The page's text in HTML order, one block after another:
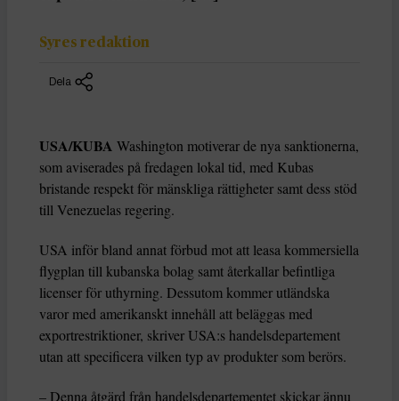
Syres redaktion
Dela
USA/KUBA Washington motiverar de nya sanktionerna,
som aviserades på fredagen lokal tid, med Kubas
bristande respekt för mänskliga rättigheter samt dess stöd
till Venezuelas regering.
USA inför bland annat förbud mot att leasa kommersiella
flygplan till kubanska bolag samt återkallar befintliga
licenser för uthyrning. Dessutom kommer utländska
varor med amerikanskt innehåll att beläggas med
exportrestriktioner, skriver USA:s handelsdepartement
utan att specificera vilken typ av produkter som berörs.
– Denna åtgärd från handelsdepartementet skickar ännu